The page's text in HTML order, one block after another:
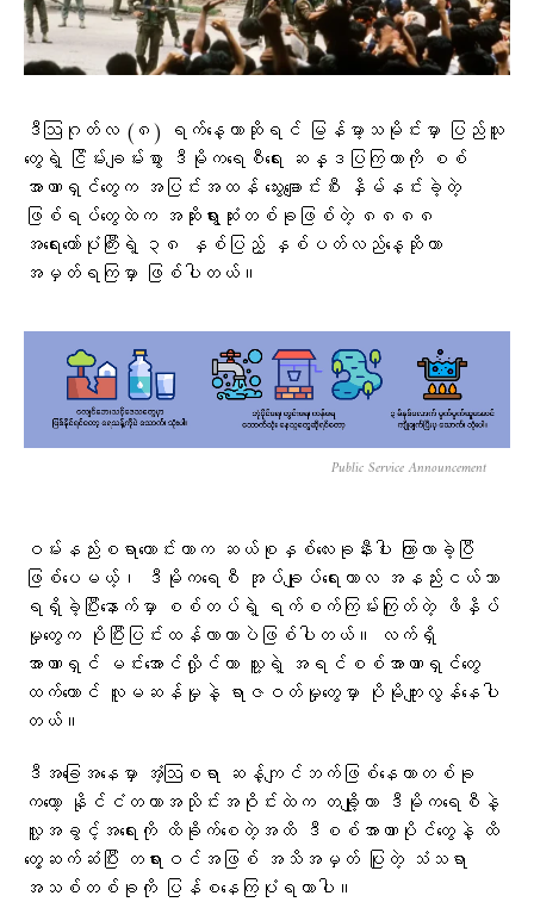
ဒီဩဂုတ်လ (၈) ရက်နေ့ဟာဆိုရင် မြန်မာ့သမိုင်းမှာ ပြည်သူ
တွေရဲ့ ငြိမ်းချမ်းစွာ ဒီမိုကရေစီရေး ဆန္ဒပြကြတာကို စစ်
အာဏာရှင်တွေက အပြင်းအထန် သွေးချောင်းစီး နှိမ်နင်းခဲ့တဲ့
ဖြစ်ရပ်တွေထဲက အဆိုးရွားဆုံးတစ်ခုဖြစ်တဲ့ ၈၈၈၈
အရေးတော်ပုံကြီးရဲ့ ၃၈ နှစ်ပြည့် နှစ်ပတ်လည်နေ့ဆိုတာ
အမှတ်ရကြမှာ ဖြစ်ပါတယ်။
Public Service Announcement
ဝမ်းနည်းစရာကောင်းတာက ဆယ်စုနှစ်လေးခုနီးပါး ကြာလာခဲ့ပြီ
ဖြစ်ပေမယ့်၊ ဒီမိုကရေစီ အုပ်ချုပ်ရေးကာလ အနည်းငယ်သာ
ရရှိခဲ့ပြီးနောက်မှာ စစ်တပ်ရဲ့ ရက်စက်ကြမ်းကြုတ်တဲ့ ဖိနှိပ်
မှုတွေက ပိုပြီးပြင်းထန်လာတာပဲဖြစ်ပါတယ်။ လက်ရှိ
အာဏာရှင် မင်းအောင်လှိုင်ဟာ သူ့ရဲ့ အရင်စစ်အာဏာရှင်တွေ
ထက်တောင် လူမဆန်မှုနဲ့ ရာဇဝတ်မှုတွေမှာ ပိုမိုကျူးလွန်နေပါ
တယ်။
ဒီအခြေအနေမှာ အံ့ဩစရာ ဆန့်ကျင်ဘက်ဖြစ်နေတာတစ်ခု
ကတော့ နိုင်ငံတကာအသိုင်းအဝိုင်းထဲက တချို့ဟာ ဒီမိုကရေစီနဲ့
လူ့အခွင့်အရေးကို ထိခိုက်စေတဲ့အထိ ဒီစစ်အာဏာပိုင်တွေနဲ့ ထိ
တွေ့ဆက်ဆံပြီး တရားဝင်အဖြစ် အသိအမှတ် ပြုတဲ့ သံသရာ
အသစ်တစ်ခုကို ပြန်စနေကြပုံရတာပါ။